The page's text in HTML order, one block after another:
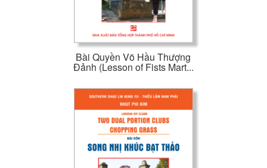
Bài Quyền Võ Hầu Thượng
Đảnh (Lesson of Fists Mart...